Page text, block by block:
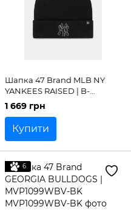
Шапка 47 Brand MLB NY
YANKEES RAISED | B-
RKN17ACE-BKF
1 669 грн
Купити
6